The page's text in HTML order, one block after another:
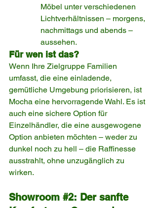
Möbel unter verschiedenen
Lichtverhältnissen – morgens,
nachmittags und abends –
aussehen.
Für wen ist das?
Wenn Ihre Zielgruppe Familien
umfasst, die eine einladende,
gemütliche Umgebung priorisieren, ist
Mocha eine hervorragende Wahl. Es ist
auch eine sichere Option für
Einzelhändler, die eine ausgewogene
Option anbieten möchten – weder zu
dunkel noch zu hell – die Raffinesse
ausstrahlt, ohne unzugänglich zu
wirken.
Showroom #2: Der sanfte